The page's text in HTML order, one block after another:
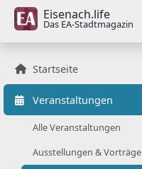
Eisenach.life
Das EA-Stadtmagazin
Startseite
Veranstaltungen
Alle Veranstaltungen
Ausstellungen & Vorträge